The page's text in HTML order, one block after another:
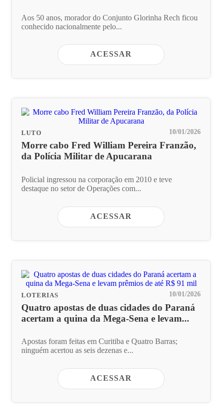
Aos 50 anos, morador do Conjunto Glorinha Rech ficou
conhecido nacionalmente pelo...
ACESSAR
LUTO 10/01/2026
Morre cabo Fred William Pereira Franzão,
da Polícia Militar de Apucarana
Policial ingressou na corporação em 2010 e teve
destaque no setor de Operações com...
ACESSAR
LOTERIAS 10/01/2026
Quatro apostas de duas cidades do Paraná
acertam a quina da Mega-Sena e levam...
Apostas foram feitas em Curitiba e Quatro Barras;
ninguém acertou as seis dezenas e...
ACESSAR